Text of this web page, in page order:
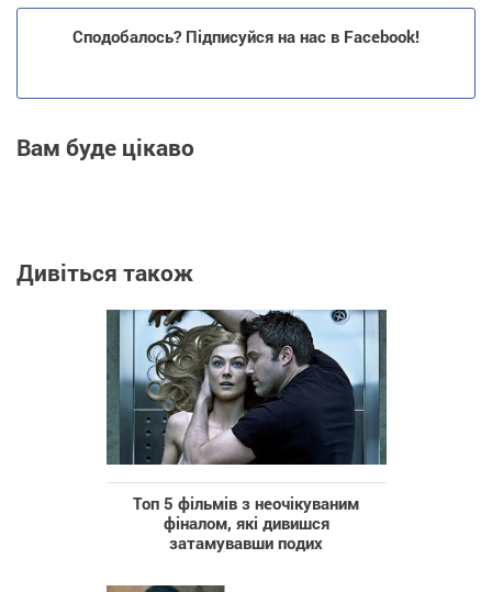
Сподобалось? Підписуйся на нас в Facebook!
Вам буде цікаво
Дивіться також
Топ 5 фільмів з неочікуваним
фіналом, які дивишся
затамувавши подих